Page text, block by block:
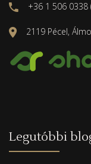
+36 1 506
2119 Pécel,
Legutóbbi